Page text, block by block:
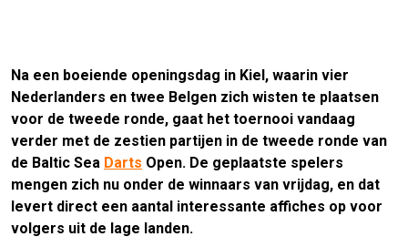
Na een boeiende openingsdag in Kiel, waarin vier
Nederlanders en twee Belgen zich wisten te plaatsen
voor de tweede ronde, gaat het toernooi vandaag
verder met de zestien partijen in de tweede ronde van
de Baltic Sea Darts Open. De geplaatste spelers
mengen zich nu onder de winnaars van vrijdag, en dat
levert direct een aantal interessante affiches op voor
volgers uit de lage landen.